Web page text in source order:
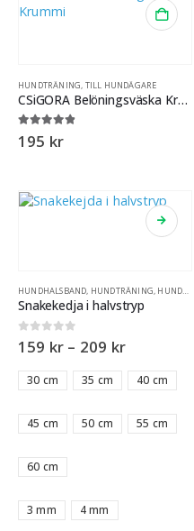
HUNDTRÄNING, TILL HUNDÄGARE
CSiGORA Belöningsväska Krummi
4.75out of 5
195 kr
HUNDHALSBAND, HUNDTRÄNING, HUNDUTSTÄLLNING
Snakekedja i halvstryp
0 out of 5
159 kr – 209 kr
30 cm 35 cm 40 cm
45 cm 50 cm 55 cm
60 cm
3 mm 4 mm